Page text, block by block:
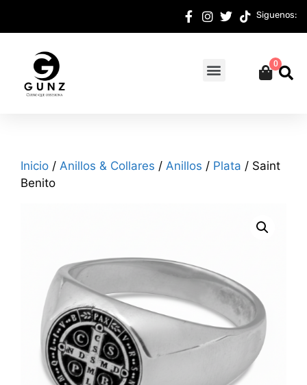
Siguenos:
0
Inicio / Anillos & Collares / Anillos / Plata / Saint
Benito